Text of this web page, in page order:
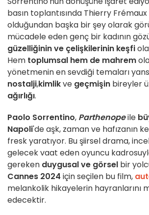
basın toplantısında Thierry
olduğundan başka bir şey olarak
mücadele eden genç bir kadının
güzelliğinin ve çelişkilerinin keşfi
Hem toplumsal hem de mahrem
yönetmenin en sevdiği temaları
nostalji,kimlikve geçmişin bireyler
ağırlığı.
Paolo Sorrentino, Parthenopeile
Napoli'de aşk, zaman ve hafızanın
fresk yaratıyor. Bu şiirsel drama,
gelecek vaat eden oyuncu
gereken duygusal ve görsel bir
Cannes 2024 için seçilen bu film,
melankolik hikayelerin hayranlarını
edecektir.